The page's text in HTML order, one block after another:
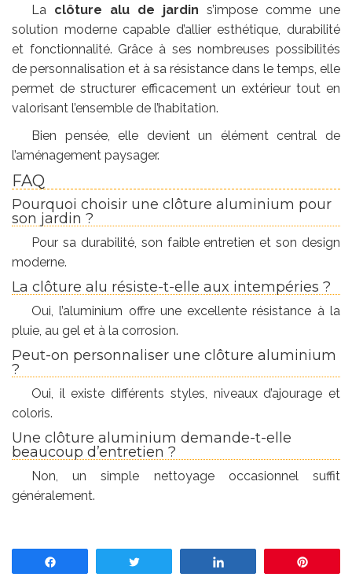
La clôture alu de jardin s’impose comme une
solution moderne capable d’allier esthétique, durabilité
et fonctionnalité. Grâce à ses nombreuses possibilités
de personnalisation et à sa résistance dans le temps, elle
permet de structurer efficacement un extérieur tout en
valorisant l’ensemble de l’habitation.
Bien pensée, elle devient un élément central de
l’aménagement paysager.
FAQ
Pourquoi choisir une clôture aluminium pour
son jardin ?
Pour sa durabilité, son faible entretien et son design
moderne.
La clôture alu résiste-t-elle aux intempéries ?
Oui, l’aluminium offre une excellente résistance à la
pluie, au gel et à la corrosion.
Peut-on personnaliser une clôture aluminium
?
Oui, il existe différents styles, niveaux d’ajourage et
coloris.
Une clôture aluminium demande-t-elle
beaucoup d’entretien ?
Non, un simple nettoyage occasionnel suffit
généralement.